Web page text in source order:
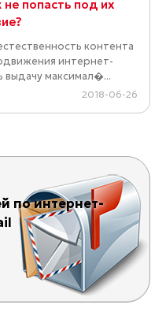
попасть под их
контента
интернет-
выдачу максимал�...
2018-06-26
по интернет-